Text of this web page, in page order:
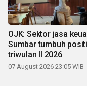
OJK: Sektor jasa
Sumbar tumbuh
triwulan II 2026
07 August 2026 23:05 WIB